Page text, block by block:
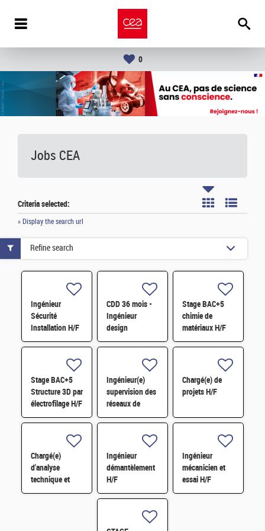
0
Jobs CEA
Criteria selected:
» Display the search url
Ingénieur
Sécurité
Installation H/F
CDD 36 mois -
Ingénieur
design
photonique
Stage BAC+5
chimie de
matériaux H/F
Stage BAC+5
Structure 3D par
électrofilage H/F
Ingénieur(e)
supervision des
réseaux de
surveillance H/F
Chargé(e) de
projets H/F
Chargé(e)
d'analyse
technique et
financière des
Ingénieur
démantèlement
H/F
Ingénieur
mécanicien et
essai H/F
Refine search